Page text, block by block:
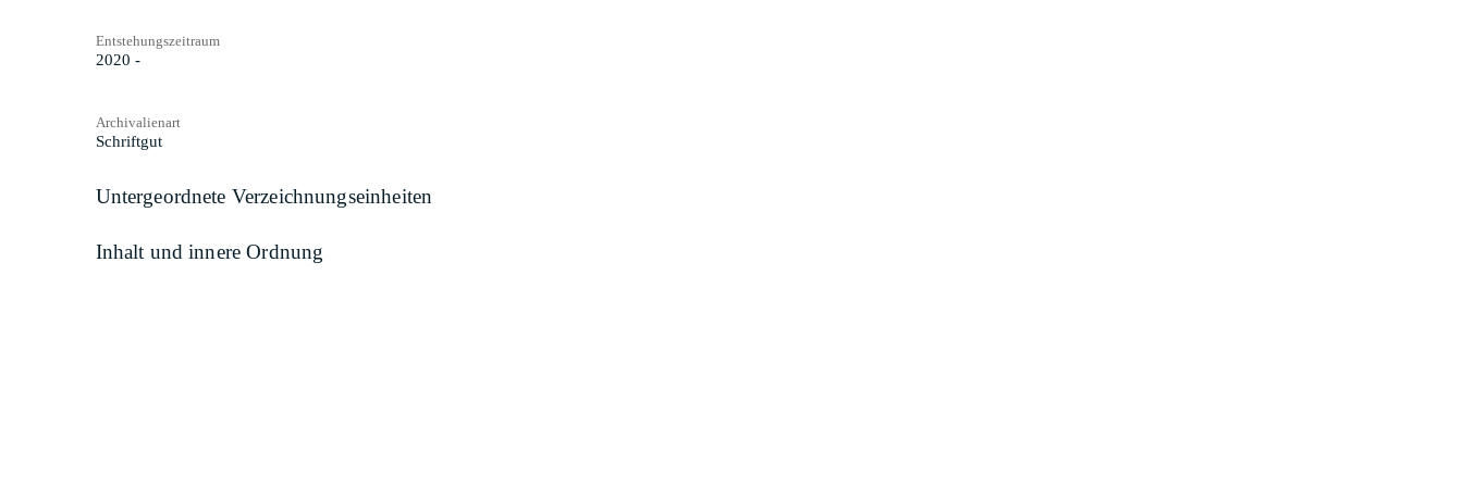
Entstehungszeitraum
2020 -
Archivalienart
Schriftgut
Untergeordnete Verzeichnungseinheiten
Inhalt und innere Ordnung